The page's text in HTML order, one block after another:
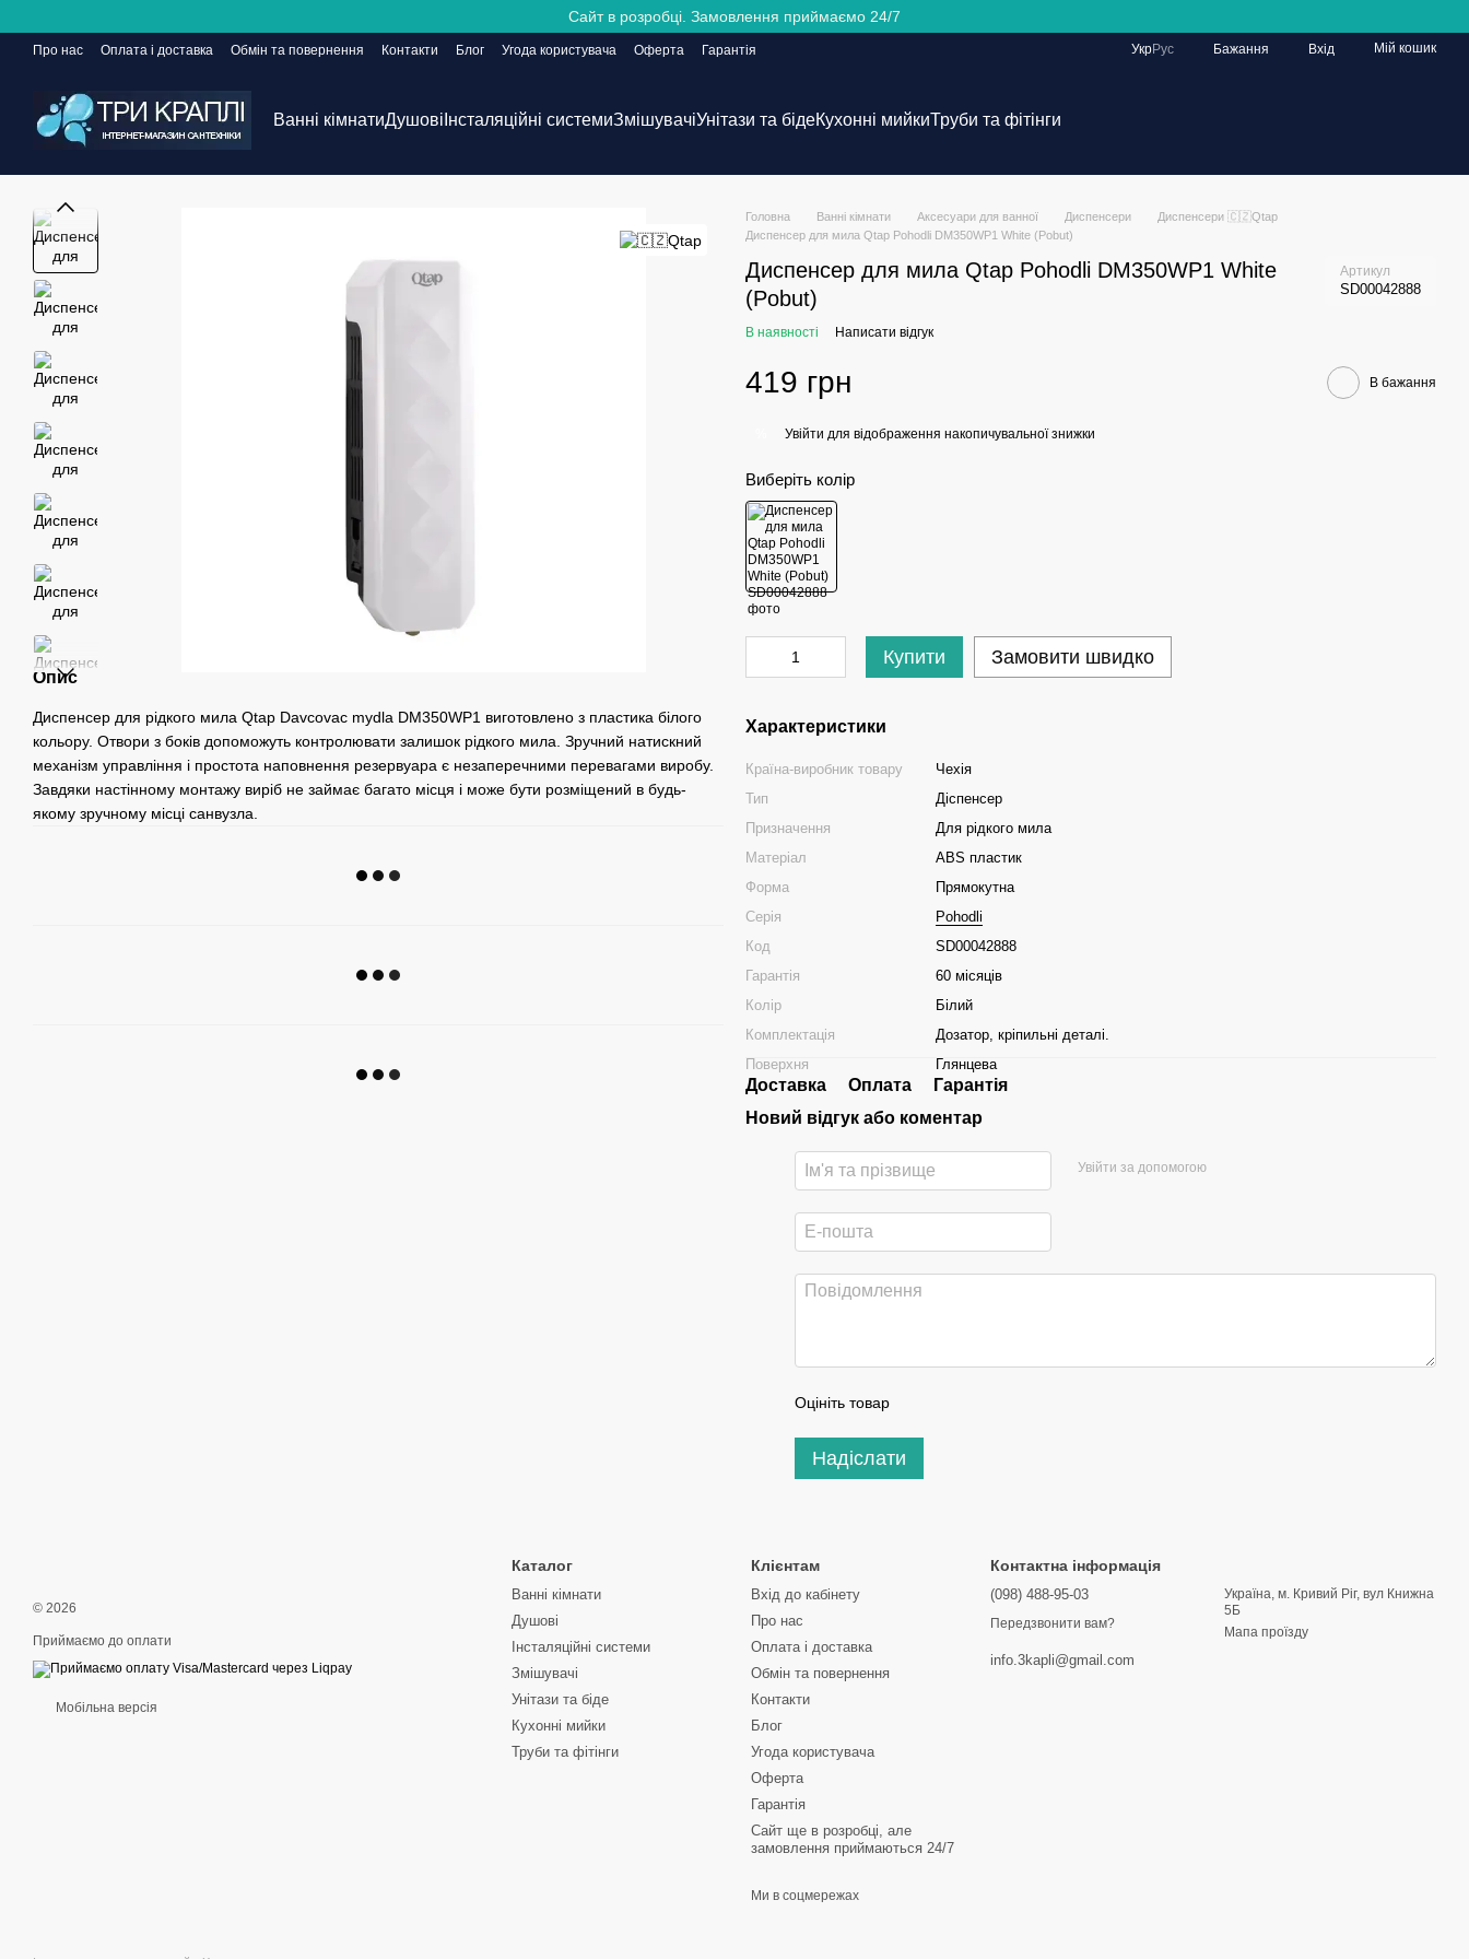
Сайт в розробці. Замовлення приймаємо 24/7
Про нас Оплата і доставка Обмін та повернення Контакти Блог Угода користувача Оферта
Гарантія
УкрРус Бажання Вхід Мій кошик
Ванні кімнатиДушові Інсталяційні системиЗмішувачіУнітази та бідеКухонні мийкиТруби та фітінги
Опис
Диспенсер для рідкого мила Qtap Davcovac mydla DM350WP1 виготовлено з пластика білого
кольору. Отвори з боків допоможуть контролювати залишок рідкого мила. Зручний натискний
механізм управління і простота наповнення резервуара є незаперечними перевагами виробу.
Завдяки настінному монтажу виріб не займає багато місця і може бути розміщений в будь-
якому зручному місці санвузла.
Головна Ванні кімнати Аксесуари для ванної Диспенсери
Диспенсери 🇨🇿Qtap
Диспенсер для мила Qtap Pohodli DM350WP1 White (Pobut)
Диспенсер для мила Qtap Pohodli DM350WP1 White
(Pobut)
Артикул
SD00042888
В наявності Написати відгук
419 грн В бажання
Увійти для відображення накопичувальної знижки
Виберіть колір
Купити Замовити швидко
Характеристики
Країна-виробник товару
Чехія
Тип
Діспенсер
Призначення
Для рідкого мила
Матеріал
ABS пластик
Форма
Прямокутна
Серія
Pohodli
Код
SD00042888
Гарантія
60 місяців
Колір
Білий
Комплектація
Дозатор, кріпильні деталі.
Поверхня
Глянцева
Доставка Оплата
Гарантія
Новий відгук або коментар
Увійти за допомогою
Оцініть товар
Надіслати
© 2026
Приймаємо до оплати
Мобільна версія
Каталог
Ванні кімнати
Душові
Інсталяційні системи
Змішувачі
Унітази та біде
Кухонні мийки
Труби та фітінги
Клієнтам
Вхід до кабінету
Про нас
Оплата і доставка
Обмін та повернення
Контакти
Блог
Угода користувача
Оферта
Гарантія
Сайт ще в розробці, але
замовлення приймаються 24/7
Ми в соцмережах
Контактна інформація
(098) 488-95-03
Передзвонити вам?
info.3kapli@gmail.com
Україна, м. Кривий Ріг, вул Книжна
5Б
Мапа проїзду